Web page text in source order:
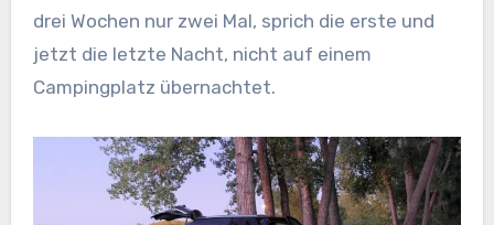
drei Wochen nur zwei Mal, sprich die erste und
jetzt die letzte Nacht, nicht auf einem
Campingplatz übernachtet.